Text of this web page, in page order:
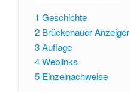
1 Geschichte
2 Brückenauer Anzeiger
3Auflage
4Weblinks
5 Einzelnachweise